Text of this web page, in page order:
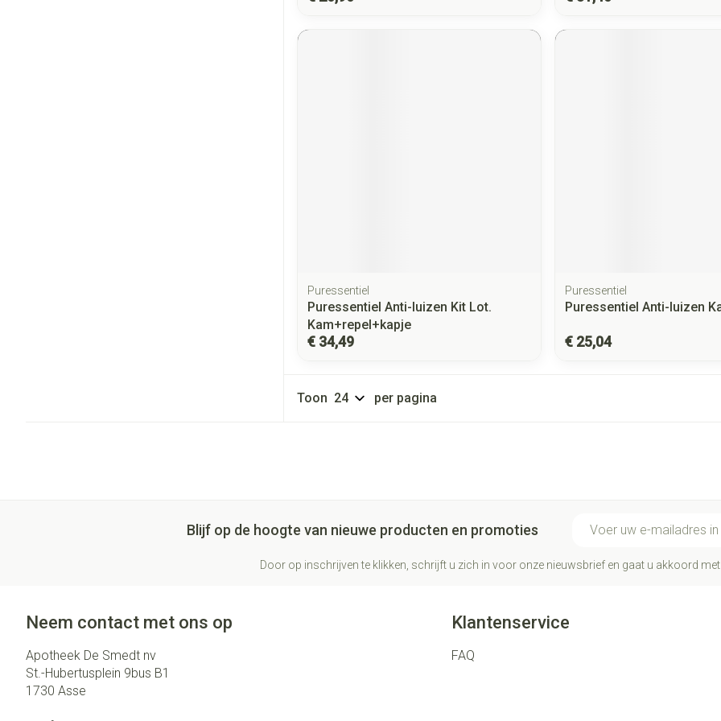
Puressentiel
Puressentiel Anti-luizen Kit Lot.
Kam+repel+kapje
€ 34,49
Puressentiel
Puressentiel Anti-luizen
€ 25,04
Toon per pagina
Blijf op de hoogte van nieuwe producten en promoties
Door op inschrijven te klikken, schrijft u zich in voor onze nieuwsbrief en gaat u akkoord
Neem contact met ons op
Apotheek De Smedt nv
St.-Hubertusplein 9bus B1
1730 Asse
Klantenservice
FAQ